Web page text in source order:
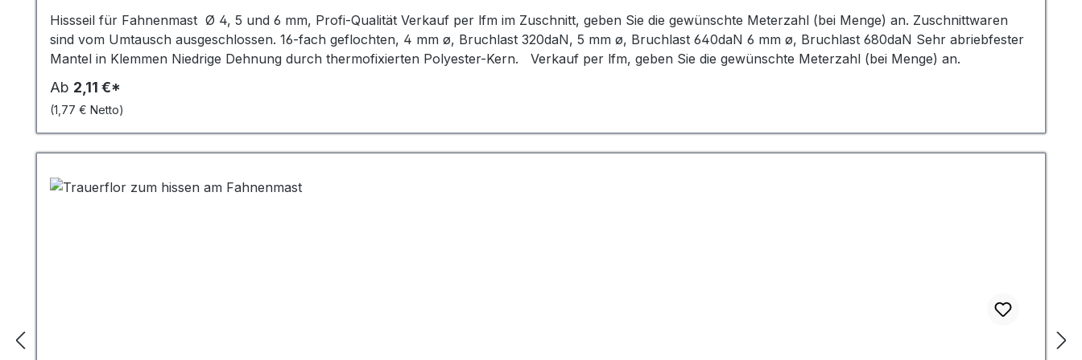
Hissseil für Fahnenmast Ø 4, 5 und 6 mm, Profi-Qualität Verkauf per lfm im Zuschnitt, geben Sie die gewünschte Meterzahl (bei Menge) an. Zuschnittwaren
sind vom Umtausch ausgeschlossen. 16-fach geflochten, 4 mm ø, Bruchlast 320daN, 5 mm ø, Bruchlast 640daN 6 mm ø, Bruchlast 680daN Sehr abriebfester
Mantel in Klemmen Niedrige Dehnung durch thermofixierten Polyester-Kern. Verkauf per lfm, geben Sie die gewünschte Meterzahl (bei Menge) an.
Ab 2,11 €*
(1,77 € Netto)